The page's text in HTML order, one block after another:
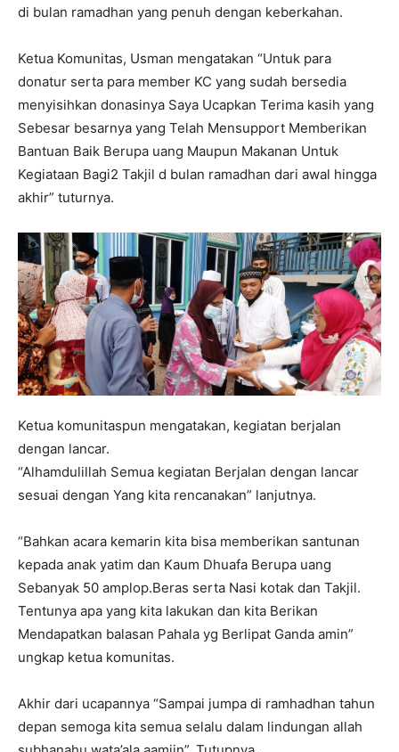
di bulan ramadhan yang penuh dengan keberkahan.
Ketua Komunitas, Usman mengatakan “Untuk para
donatur serta para member KC yang sudah bersedia
menyisihkan donasinya Saya Ucapkan Terima kasih yang
Sebesar besarnya yang Telah Mensupport Memberikan
Bantuan Baik Berupa uang Maupun Makanan Untuk
Kegiataan Bagi2 Takjil d bulan ramadhan dari awal hingga
akhir” tuturnya.
Ketua komunitaspun mengatakan, kegiatan berjalan
dengan lancar.
“Alhamdulillah Semua kegiatan Berjalan dengan lancar
sesuai dengan Yang kita rencanakan” lanjutnya.
“Bahkan acara kemarin kita bisa memberikan santunan
kepada anak yatim dan Kaum Dhuafa Berupa uang
Sebanyak 50 amplop.Beras serta Nasi kotak dan Takjil.
Tentunya apa yang kita lakukan dan kita Berikan
Mendapatkan balasan Pahala yg Berlipat Ganda amin”
ungkap ketua komunitas.
Akhir dari ucapannya “Sampai jumpa di ramhadhan tahun
depan semoga kita semua selalu dalam lindungan allah